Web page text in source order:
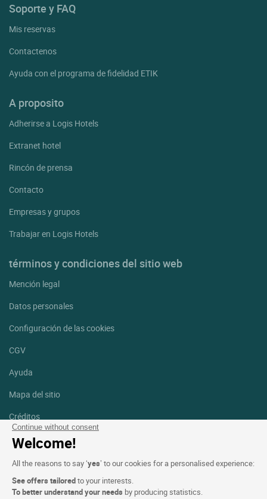
Continue without consent
Welcome!
All the reasons to say ‘yes’ to our cookies for a personalised experience:
See offers tailoredto your interests.
To better understand your needs by producing statistics.
Soporte y FAQ
Mis reservas
Contactenos
Ayuda con el programa de fidelidad ETIK
A proposito
Adherirse a Logis Hotels
Extranet hotel
Rincón de prensa
Contacto
Empresas y grupos
Trabajar en Logis Hotels
términos y condiciones del sitio web
Mención legal
Datos personales
Configuración de las cookies
CGV
Ayuda
Mapa del sitio
Créditos
fotografías
Facebook
Instagram